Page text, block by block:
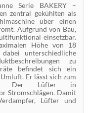
Serie BAKERY –
zentral gekühlten als
über einen
Aufgrund von Bau,
einsetzbar.
Höhe von 18
unterschiedliche
zu
befindet sich ein
Er lässt sich zum
Der Lüfter in
Stromschlägen. Damit
Lüfter und